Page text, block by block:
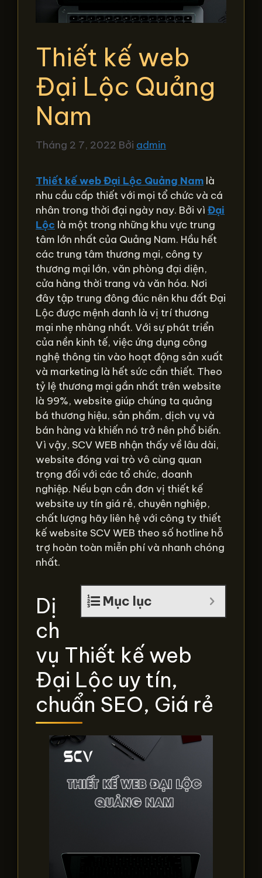
Thiết kế web
Đại Lộc Quảng
Nam
Tháng 2 7, 2022 Bởi admin
Thiết kế web Đại Lộc Quảng Nam là
nhu cầu cấp thiết với mọi tổ chức và cá
nhân trong thời đại ngày nay. Bởi vì Đại
Lộc là một trong những khu vực trung
tâm lớn nhất của Quảng Nam. Hầu hết
các trung tâm thương mại, công ty
thương mại lớn, văn phòng đại diện,
cửa hàng thời trang và văn hóa. Nơi
đây tập trung đông đúc nên khu đất Đại
Lộc được mệnh danh là vị trí thương
mại nhẹ nhàng nhất. Với sự phát triển
của nền kinh tế, việc ứng dụng công
nghệ thông tin vào hoạt động sản xuất
và marketing là hết sức cần thiết. Theo
tỷ lệ thương mại gần nhất trên website
là 99%, website giúp chúng ta quảng
bá thương hiệu, sản phẩm, dịch vụ và
bán hàng và khiến nó trở nên phổ biến.
Vì vậy, SCV WEB nhận thấy về lâu dài,
website đóng vai trò vô cùng quan
trọng đối với các tổ chức, doanh
nghiệp. Nếu bạn cần đơn vị thiết kế
website uy tín giá rẻ, chuyên nghiệp,
chất lượng hãy liên hệ với công ty thiết
kế website SCV WEB theo số hotline hỗ
trợ hoàn toàn miễn phí và nhanh chóng
nhất.
Mục lục
Dị
ch
vụ Thiết kế web
Đại Lộc uy tín,
chuẩn SEO, Giá rẻ